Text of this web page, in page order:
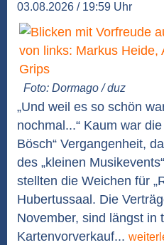
03.08.2026 / 19:59 Uhr
Foto: Dormago / duz
„Und weil es so schön
nochmal...“ Kaum war
Bösch“ Vergangenheit,
des „kleinen
stellten die Weichen für
Hubertussaal. Die
November, sind längst in
Kartenvorverkauf...